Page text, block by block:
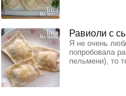
Равиоли с
Я не очень
попробовала
пельмени), то